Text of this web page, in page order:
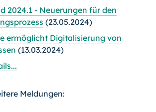
2024.1 - Neuerungen für den
(23.05.2024)
ermöglicht Digitalisierung von
(13.03.2024)
Meldungen: